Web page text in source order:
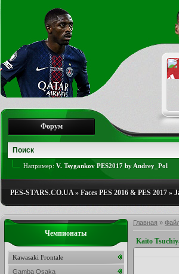
Форум
Например: V. Tsygankov PES2017 by Andrey_Pol
PES-STARS.CO.UA» Faces PES 2016 & PES 2017 »
Главная »
Kaito
Чемпионаты
Kawasaki Frontale
Gamba Osaka